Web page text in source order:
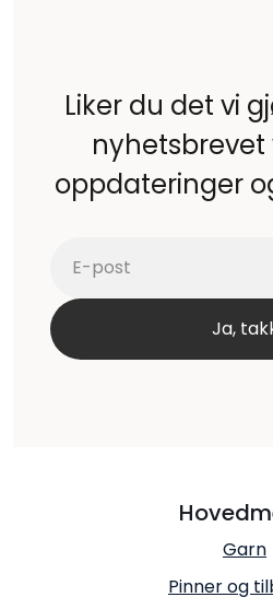
Liker du det vi
oppdateringer
Garn
Pinner og